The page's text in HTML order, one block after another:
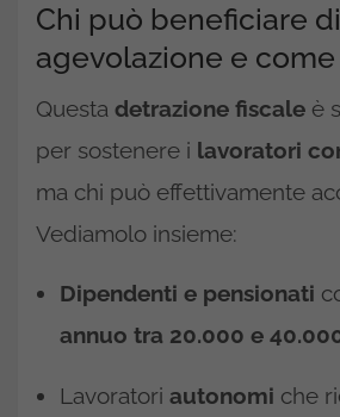
Chi può beneficiare
agevolazione e
Questa detrazione fiscale è
per sostenere i lavoratori
ma chi può effettivamente
Vediamolo insieme:
Dipendenti e pensionati
annuo tra 20.000 e
Lavoratori autonomi che